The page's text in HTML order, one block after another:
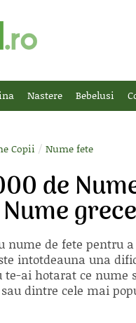
Nastere Bebelusi
Copii / Nume fete
de
nume de fete pentru
intotdeauna una
ai hotarat ce nume
dintre cele mai